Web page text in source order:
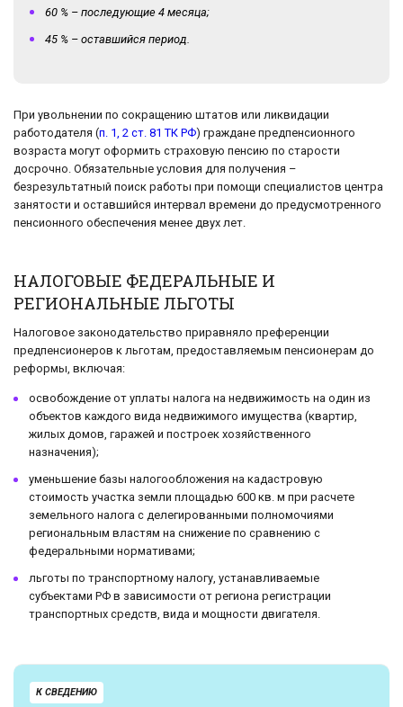
60 % – последующие 4 месяца;
45 % – оставшийся период.
При увольнении по сокращению штатов или ликвидации
работодателя (п. 1, 2 ст. 81 ТК РФ) граждане предпенсионного
возраста могут оформить страховую пенсию по старости
досрочно. Обязательные условия для получения –
безрезультатный поиск работы при помощи специалистов центра
занятости и оставшийся интервал времени до предусмотренного
пенсионного обеспечения менее двух лет.
НАЛОГОВЫЕ ФЕДЕРАЛЬНЫЕ И
РЕГИОНАЛЬНЫЕ ЛЬГОТЫ
Налоговое законодательство приравняло преференции
предпенсионеров к льготам, предоставляемым пенсионерам до
реформы, включая:
освобождение от уплаты налога на недвижимость на один из
объектов каждого вида недвижимого имущества (квартир,
жилых домов, гаражей и построек хозяйственного
назначения);
уменьшение базы налогообложения на кадастровую
стоимость участка земли площадью 600 кв. м при расчете
земельного налога с делегированными полномочиями
региональным властям на снижение по сравнению с
федеральными нормативами;
льготы по транспортному налогу, устанавливаемые
субъектами РФ в зависимости от региона регистрации
транспортных средств, вида и мощности двигателя.
К СВЕДЕНИЮ